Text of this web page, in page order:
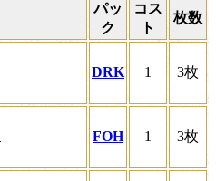
パッ
ク
コス
ト
枚数
DRK 1 3枚
FOH 1 3枚